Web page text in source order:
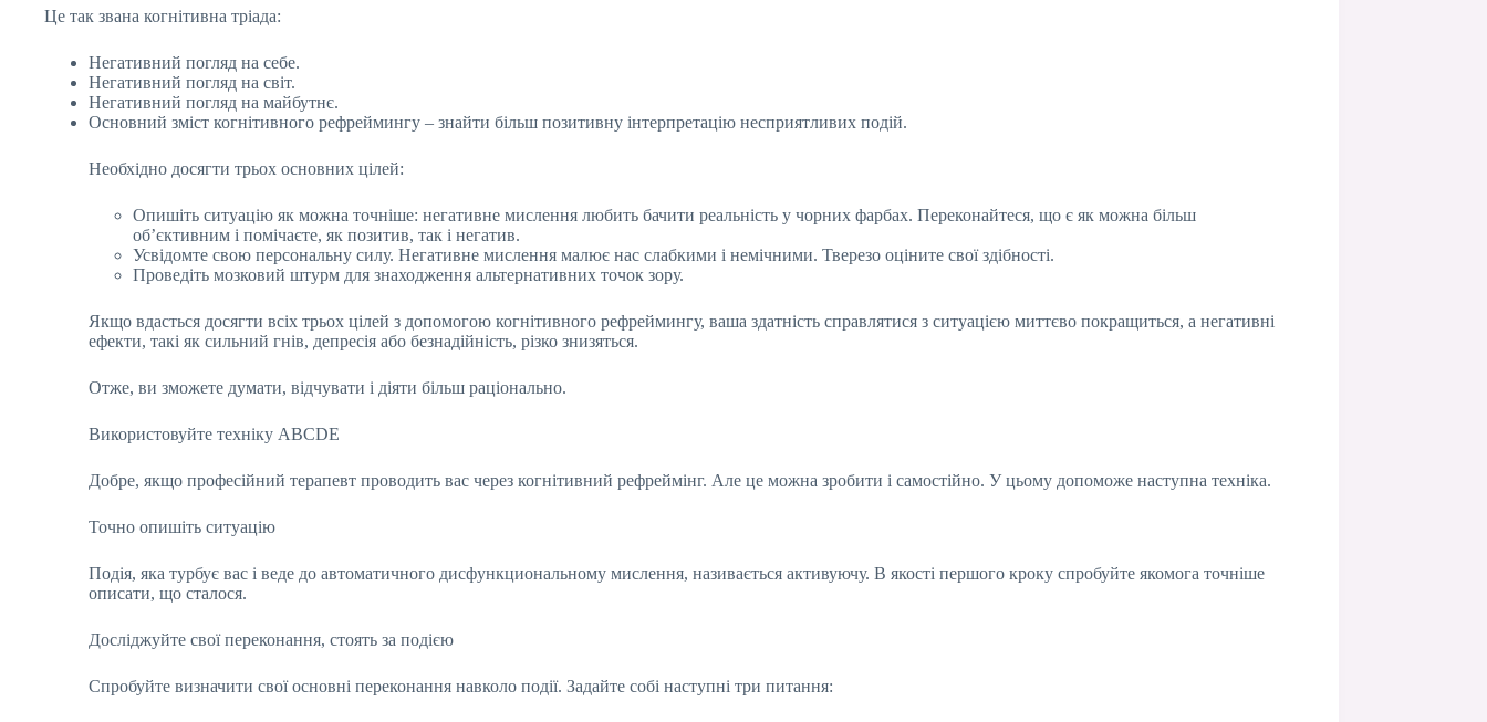
Це так звана когнітивна тріада:
Негативний погляд на себе.
Негативний погляд на світ.
Негативний погляд на майбутнє.
Основний зміст когнітивного рефреймингу – знайти більш позитивну інтерпретацію несприятливих подій.
Необхідно досягти трьох основних цілей:
Опишіть ситуацію як можна точніше: негативне мислення любить бачити реальність у чорних фарбах. Переконайтеся, що є як можна більш
об’єктивним і помічаєте, як позитив, так і негатив.
Усвідомте свою персональну силу. Негативне мислення малює нас слабкими і немічними. Тверезо оціните свої здібності.
Проведіть мозковий штурм для знаходження альтернативних точок зору.
Якщо вдасться досягти всіх трьох цілей з допомогою когнітивного рефреймингу, ваша здатність справлятися з ситуацією миттєво покращиться, а негативні
ефекти, такі як сильний гнів, депресія або безнадійність, різко знизяться.
Отже, ви зможете думати, відчувати і діяти більш раціонально.
Використовуйте техніку ABCDE
Добре, якщо професійний терапевт проводить вас через когнітивний рефреймінг. Але це можна зробити і самостійно. У цьому допоможе наступна техніка.
Точно опишіть ситуацію
Подія, яка турбує вас і веде до автоматичного дисфункциональному мислення, називається активуючу. В якості першого кроку спробуйте якомога точніше
описати, що сталося.
Досліджуйте свої переконання, стоять за подією
Спробуйте визначити свої основні переконання навколо події. Задайте собі наступні три питання: